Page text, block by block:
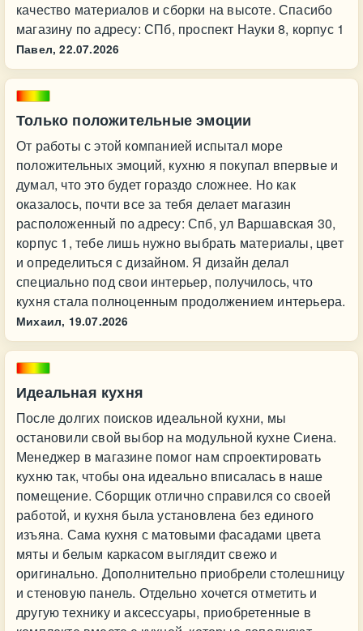
качество материалов и сборки на высоте. Спасибо
магазину по адресу: СПб, проспект Науки 8, корпус 1
Павел, 22.07.2026
Только положительные эмоции
От работы с этой компанией испытал море
положительных эмоций, кухню я покупал впервые и
думал, что это будет гораздо сложнее. Но как
оказалось, почти все за тебя делает магазин
расположенный по адресу: Спб, ул Варшавская 30,
корпус 1, тебе лишь нужно выбрать материалы, цвет
и определиться с дизайном. Я дизайн делал
специально под свои интерьер, получилось, что
кухня стала полноценным продолжением интерьера.
Михаил, 19.07.2026
Идеальная кухня
После долгих поисков идеальной кухни, мы
остановили свой выбор на модульной кухне Сиена.
Менеджер в магазине помог нам спроектировать
кухню так, чтобы она идеально вписалась в наше
помещение. Сборщик отлично справился со своей
работой, и кухня была установлена без единого
изъяна. Сама кухня с матовыми фасадами цвета
мяты и белым каркасом выглядит свежо и
оригинально. Дополнительно приобрели столешницу
и стеновую панель. Отдельно хочется отметить и
другую технику и аксессуары, приобретенные в